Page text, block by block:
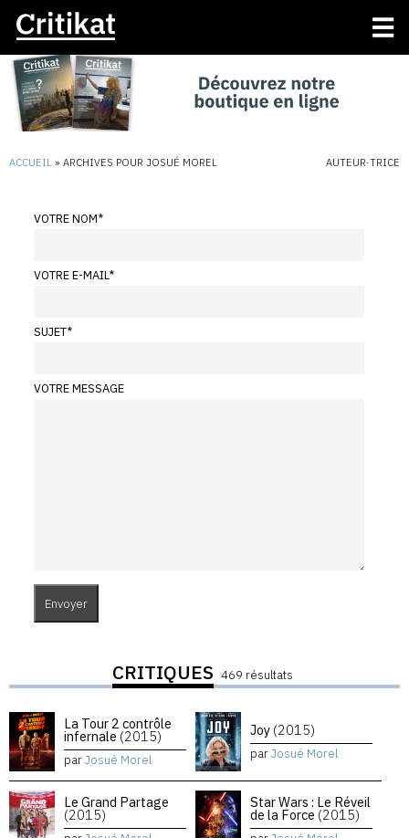
ACCUEIL » ARCHIVES POUR JOSUÉ MOREL AUTEUR·TRICE
VOTRE NOM*
VOTRE E-MAIL*
SUJET*
VOTRE MESSAGE
CRITIQUES 469 résultats
La Tour 2 contrôle
infernale (2015)
parJosué Morel
Joy (2015)
parJosué Morel
Le Grand Partage
(2015)
Star Wars : Le Réveil
de la Force (2015)